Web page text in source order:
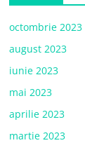
octombrie 2023
august 2023
iunie 2023
mai 2023
aprilie 2023
martie 2023